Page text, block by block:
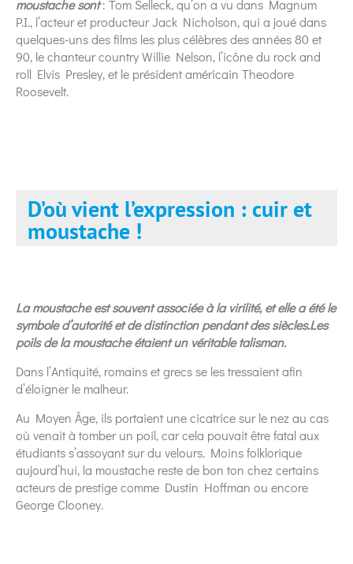
moustache sont: Tom Selleck, qu’on a vu dans Magnum
P.I., l’acteur et producteur Jack Nicholson, qui a joué dans
quelques-uns des films les plus célèbres des années 80 et
90, le chanteur country Willie Nelson, l’icône du rock and
roll Elvis Presley, et le président américain Theodore
Roosevelt.
D’où vient l’expression : cuir et
moustache !
La moustache est souvent associée à la virilité, et elle a été le
symbole d’autorité et de distinction pendant des siècles.Les
poils de la moustache étaient un véritable talisman.
Dans l’Antiquité, romains et grecs se les tressaient afin
d’éloigner le malheur.
Au Moyen Âge, ils portaient une cicatrice sur le nez au cas
où venait à tomber un poil, car cela pouvait être fatal aux
étudiants s’assoyant sur du velours. Moins folklorique
aujourd’hui, la moustache reste de bon ton chez certains
acteurs de prestige comme Dustin Hoffman ou encore
George Clooney.